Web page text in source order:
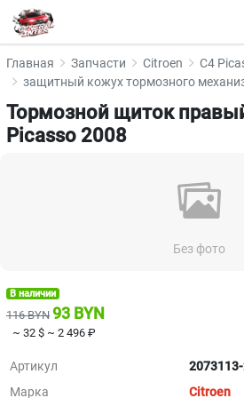
Главная Запчасти Citroen C4
защитный кожух тормозного
Тормозной щиток
Picasso 2008
Без фото
В наличии
116 BYN 93 BYN
~ 32 $ ~ 2 496 ₽
Артикул
Марка
Citroen